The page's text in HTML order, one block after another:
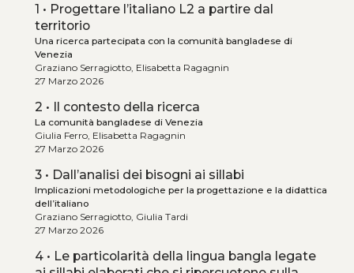
1 • Progettare l’italiano L2 a partire dal
territorio
Una ricerca partecipata con la comunità bangladese di
Venezia
Graziano Serragiotto, Elisabetta Ragagnin
27 Marzo 2026
2 • Il contesto della ricerca
La comunità bangladese di Venezia
Giulia Ferro, Elisabetta Ragagnin
27 Marzo 2026
3 • Dall’analisi dei bisogni ai sillabi
Implicazioni metodologiche per la progettazione e la didattica
dell’italiano
Graziano Serragiotto, Giulia Tardi
27 Marzo 2026
4 • Le particolarità della lingua bangla legate